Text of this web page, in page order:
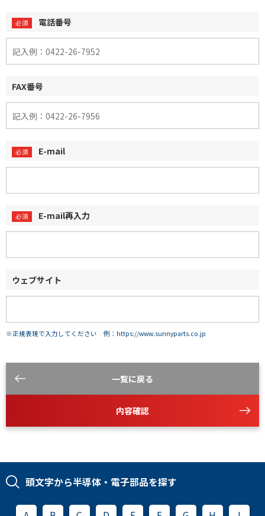
電話番号
FAX番号
E-mail
E-mail再入力
ウェブサイト
※正規表現で入力してください 例：https://www.sunnyparts.co.jp
一覧に戻る
内容確認
頭文字から半導体・電子部品を探す